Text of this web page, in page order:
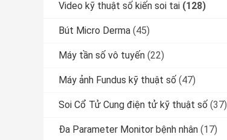
Video kỹ thuật số kiến ​​soi tai (128)
Bút Micro Derma (45)
Máy tần số vô tuyến (22)
Máy ảnh Fundus kỹ thuật số (47)
Soi Cổ Tử Cung điện tử kỹ thuật số (37)
Đa Parameter Monitor bệnh nhân (17)